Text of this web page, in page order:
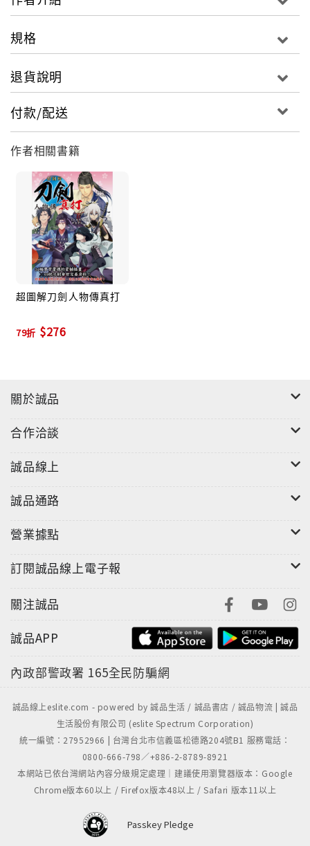
日本刀不單只是武器，更是刀匠展現畢生技藝的工藝精
映照在人們眼裡的，不單只是刀劍的鋒芒，更是寄宿在
刀身之中的靈魂，
這些靈魂可能是打造出刀劍的刀匠、與這把刀有關的人
物，
又或是正在觀賞刀身的自己。
在這些美麗而強大的日本刀之間，
又以被譽為名刀的幾把寶刀最受到世人矚目。
它們在過去又是如何為人所用呢……？
刀劍人物傳徹底剖析了刀劍與持有者，
並詳細解說刀匠個人歷史與刀劍特質，
堪稱終極版的刀劍系列叢書！
規格
退貨說明
付款/配送
作者相關書籍
超圖解刀劍人物傳真打
79折 $276
關於誠品
合作洽談
誠品線上
誠品通路
營業據點
訂閱誠品線上電子報
關注誠品
誠品APP
內政部警政署 165全民防騙網
誠品線上eslite.com - powered by 誠品生活 / 誠品書店 / 誠品物流 | 誠品
生活股份有限公司 (eslite Spectrum Corporation)
統一編號：27952966 | 台灣台北市信義區松德路204號B1 服務電話：
0800-666-798／+886-2-8789-8921
本網站已依台灣網站內容分級規定處理｜建議使用瀏覽器版本：Google
Chrome版本60以上 / Firefox版本48以上 / Safari 版本11以上
Passkey Pledge